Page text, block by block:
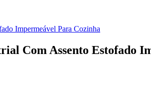
Impermeável Para Cozinha
Com Assento Estofado